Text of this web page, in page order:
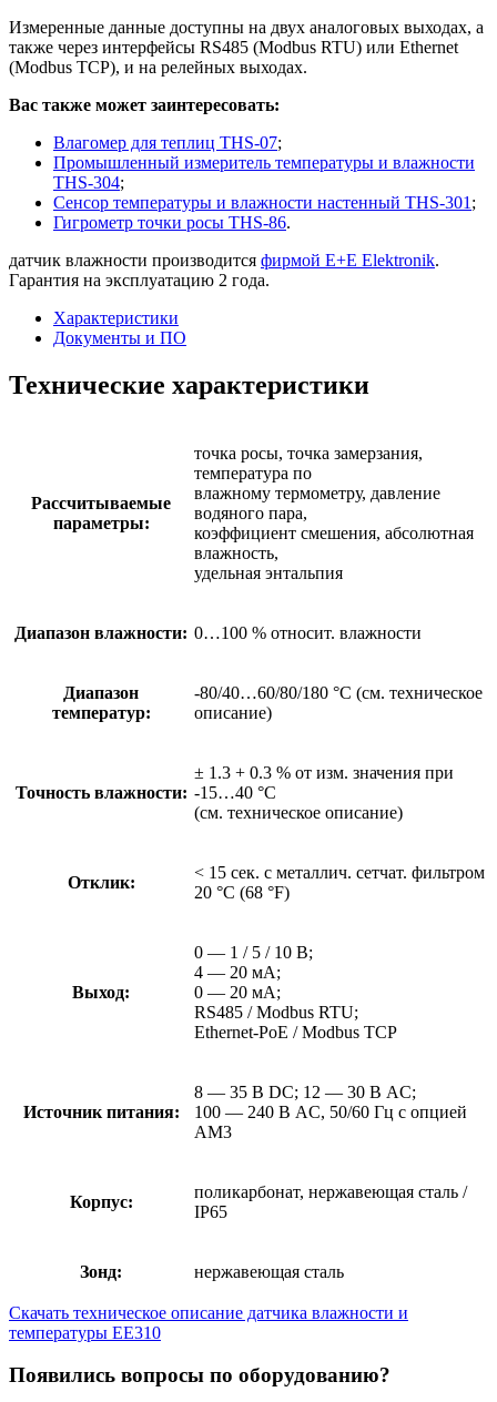
Измеренные данные доступны на двух аналоговых выходах, а
также через интерфейсы RS485 (Modbus RTU) или Ethernet
(Modbus TCP), и на релейных выходах.
Вас также может заинтересовать:
Влагомер для теплиц THS-07;
Промышленный измеритель температуры и влажности
THS-304;
Сенсор температуры и влажности настенный THS-301 ;
Гигрометр точки росы THS-86.
датчик влажности производится фирмой E+E Elektronik.
Гарантия на эксплуатацию 2 года.
Характеристики
Документы и ПО
Технические характеристики
Рассчитываемые
параметры:
точка росы, точка замерзания,
температура по
влажному термометру, давление
водяного пара,
коэффициент смешения, абсолютная
влажность,
удельная энтальпия
Диапазон влажности: 0…100 % относит. влажности
Диапазон
температур:
-80/40…60/80/180 °C (см. техническое
описание)
Точность влажности:
± 1.3 + 0.3 % от изм. значения при
-15…40 °C
(см. техническое описание)
Отклик:
< 15 сек. с металлич. сетчат. фильтром
20 °C (68 °F)
Выход:
0 — 1 / 5 / 10 В;
4 — 20 мА;
0 — 20 мА;
RS485 / Modbus RTU;
Ethernet-PoE / Modbus TCP
Источник питания:
8 — 35 В DC; 12 — 30 В AC;
100 — 240 В AC, 50/60 Гц с опцией
AM3
Корпус:
поликарбонат, нержавеющая сталь /
IP65
Зонд: нержавеющая сталь
Скачать техническое описание датчика влажности и
температуры EE310
Появились вопросы по оборудованию?